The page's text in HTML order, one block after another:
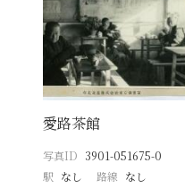
愛路茶館
写真ID 3901-051675-0
駅 なし 路線 なし